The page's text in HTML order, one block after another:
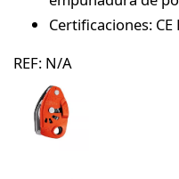
Certificaciones: CE
REF: N/A